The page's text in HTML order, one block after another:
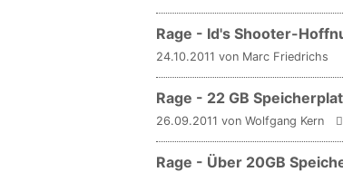
Rage - Id's Shooter-
24.10.2011 von Marc Friedrichs
Rage - 22 GB
26.09.2011 von Wolfgang Kern
Rage - Über 20GB